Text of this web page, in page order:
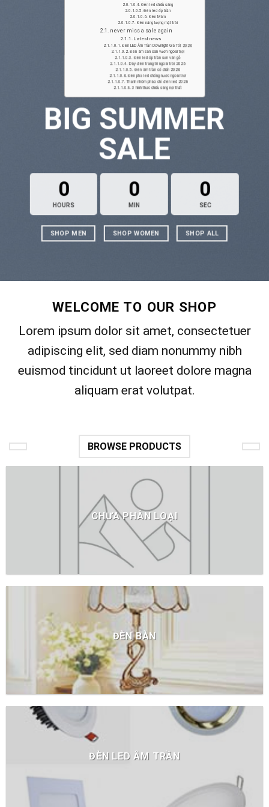
Đèn led chiếu sáng
Đèn led ốp trần
Đèn Mâm
Đèn năng lượng mặt trời
never miss a sale again
Latest news
Đèn LED Âm Trần Downlight Giá Tốt 2026
Đèn âm sàn sân vườn ngoài trời
Đèn led ốp trần sơn vân gỗ
Dây đèn trang trí ngoài trời 2026
Đèn âm trần cổ điển 2026
Đèn pha led chống nước ngoài trời
Thanh nhôm phào chỉ đèn led 2026
3 hình thức chiếu sáng nội thất
BIG SUMMER
SALE
0
HOURS
0
MIN
0
SEC
SHOP MEN SHOP WOMEN SHOP ALL
WELCOME TO OUR SHOP
Lorem ipsum dolor sit amet, consectetuer
adipiscing elit, sed diam nonummy nibh
euismod tincidunt ut laoreet dolore magna
aliquam erat volutpat.
BROWSE PRODUCTS
CHƯA PHÂN LOẠI
ĐÈN BÀN
ĐÈN LED ÂM TRẦN